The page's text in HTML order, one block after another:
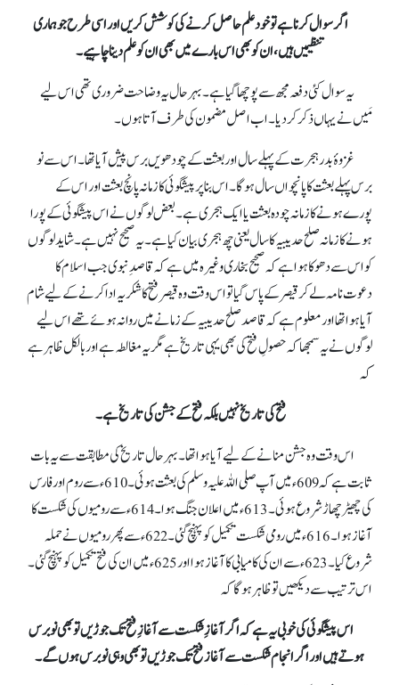
اگر سوال کرنا ہے تو خود علم حاصل کرنے کی کوشش کریں اور اسی طرح جو ہماری
تنظیمیں ہیں، ان کو بھی اس بارے میں بھی ان کو علم دینا چاہیے۔
یہ سوال کئی دفعہ مجھ سے پوچھا گیا ہے۔ بہرحال یہ وضاحت ضروری تھی اس لیے
مَیں نے یہاں ذکر کر دیا۔ اب اصل مضمون کی طرف آتا ہوں۔
غزوۂ بدر ہجرت کے پہلے سال اور بعثت کے چودھویں برس پیش آیا تھا۔ اس سے نو
برس پہلے بعثت کا پانچواں سال ہو گا۔ اس بنا پر پیشگوئی کا زمانہ پانچ بعثت اور اس کے
پورے ہونے کا زمانہ چودہ بعثت یا ایک ہجری ہے۔ بعض لوگوں نے اس پیشگوئی کے پورا
ہونے کا زمانہ صلح حدیبیہ کا سال یعنی چھ ہجری بیان کیا ہے۔ یہ صحیح نہیں ہے۔ شاید لوگوں
کو اس سے دھوکا ہوا ہے کہ صحیح بخاری وغیرہ میں ہے کہ قاصدِ نبوی جب اسلام کا
دعوت نامہ لے کر قیصر کے پاس گیا تو اس وقت وہ قیصر فتح کا شکریہ ادا کرنے کے لیے شام
آیا ہوا تھا اور معلوم ہےکہ قاصد صلح حدیبیہ کے زمانےمیں روانہ ہوئے تھے اس لیے
لوگوں نے یہ سمجھا کہ حصولِ فتح کی بھی یہی تاریخ ہے مگر یہ مغالطہ ہے اور بالکل ظاہر ہے
کہ
فتح کی تاریخ نہیں بلکہ فتح کے جشن کی تاریخ ہے۔
اس وقت وہ جشن منانے کے لیے آیا ہوا تھا۔ بہرحال تاریخ کی مطابقت سے یہ بات
ثابت ہے کہ 609ء میں آپ صلی اللہ علیہ وسلم کی بعثت ہوئی۔ 610ء سے روم اور فارس
کی چھیڑ چھاڑ شروع ہوئی۔ 613ء میں اعلان جنگ ہوا۔ 614ء سے رومیوں کی شکست کا
آغاز ہوا۔ 616ء میں رومی شکست تکمیل کو پہنچ گئی۔ 622ء سے پھر رومیوں نے حملہ
شروع کیا۔ 623ء سے ان کی کامیابی کا آغاز ہوا اور 625ء میں ان کی فتح تکمیل کو پہنچ گئی۔
اس ترتیب سے دیکھیں تو ظاہر ہوگا کہ
اس پیشگوئی کی خوبی یہ ہے کہ اگر آغازِ شکست سے آغازِ فتح تک جوڑیں تو بھی نو برس
ہوتے ہیں اور اگر انجام شکست سے آغاز فتح تک جوڑیں تو بھی وہی نو برس ہوں گے۔